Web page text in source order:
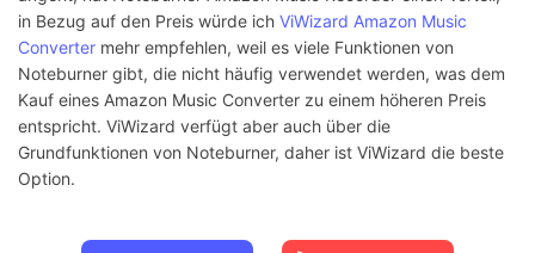
Stabilität Medium Hoch
Preis
€14,90 für 1-
Monats-Plan
€58,90 für 1-
Jahres-Plan
€126,90 für
€13,95 für 1-
Monats-Plan
€29,95 für 3-
€79,95 für
in Bezug auf den Preis würde ich ViWizard Amazon Music
Converter mehr empfehlen, weil es viele Funktionen von
Noteburner gibt, die nicht häufig verwendet werden, was dem
Kauf eines Amazon Music Converter zu einem höheren Preis
entspricht. ViWizard verfügt aber auch über die
Grundfunktionen von Noteburner, daher ist ViWizard die beste
Option.